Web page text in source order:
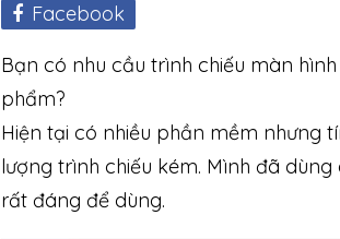
Facebook
Bạn có nhu cầu trình chiếu màn
phẩm?
Hiện tại có nhiều phần mềm nhưng
lượng trình chiếu kém. Mình đã
rất đáng để dùng.